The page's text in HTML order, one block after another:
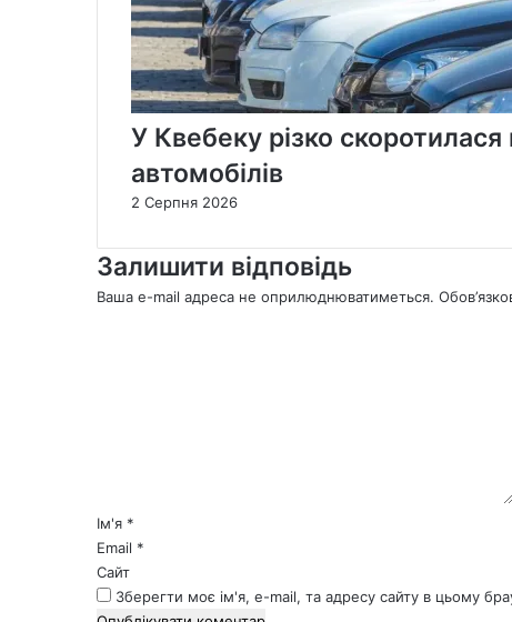
У Квебеку різко скоротилася
автомобілів
2 Серпня 2026
Залишити відповідь
Ваша e-mail адреса не оприлюднюватиметься.
*Ім'я *
Email *
Сайт
Зберегти моє ім'я, e-mail, та адресу сайту в цьому